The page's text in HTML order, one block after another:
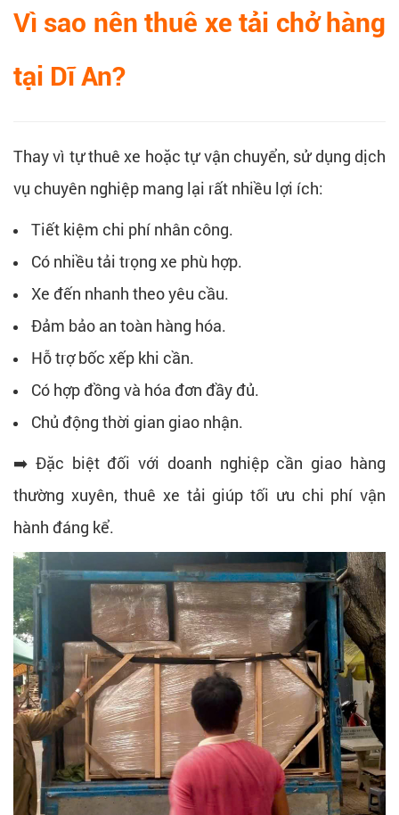
Vì sao nên thuê xe tải chở hàng
tại Dĩ An?
Thay vì tự thuê xe hoặc tự vận chuyển, sử dụng dịch
vụ chuyên nghiệp mang lại rất nhiều lợi ích:
Tiết kiệm chi phí nhân công.
Có nhiều tải trọng xe phù hợp.
Xe đến nhanh theo yêu cầu.
Đảm bảo an toàn hàng hóa.
Hỗ trợ bốc xếp khi cần.
Có hợp đồng và hóa đơn đầy đủ.
Chủ động thời gian giao nhận.
➡️ Đặc biệt đối với doanh nghiệp cần giao hàng
thường xuyên, thuê xe tải giúp tối ưu chi phí vận
hành đáng kể.